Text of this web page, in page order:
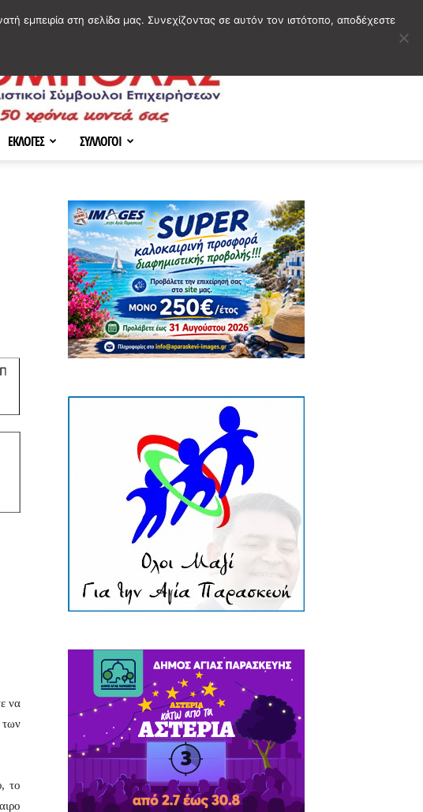
ΕΚΛΟΓΕΣ ΣΥΛΛΟΓΟΙ
να
των
το
εμπειρία στη σελίδα μας. Συνεχίζοντας σε αυτόν τον ιστότοπο, αποδέχεστε